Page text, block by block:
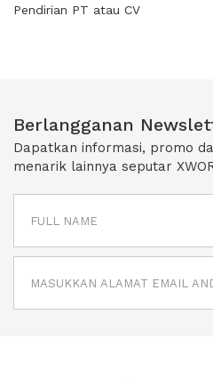
Pendirian PT atau CV
Berlangganan
Dapatkan informasi, promo
menarik lainnya seputar